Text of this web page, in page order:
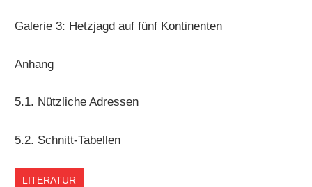
Galerie 3: Hetzjagd auf fünf Kontinenten
Anhang
5.1. Nützliche Adressen
5.2. Schnitt-Tabellen
LITERATUR